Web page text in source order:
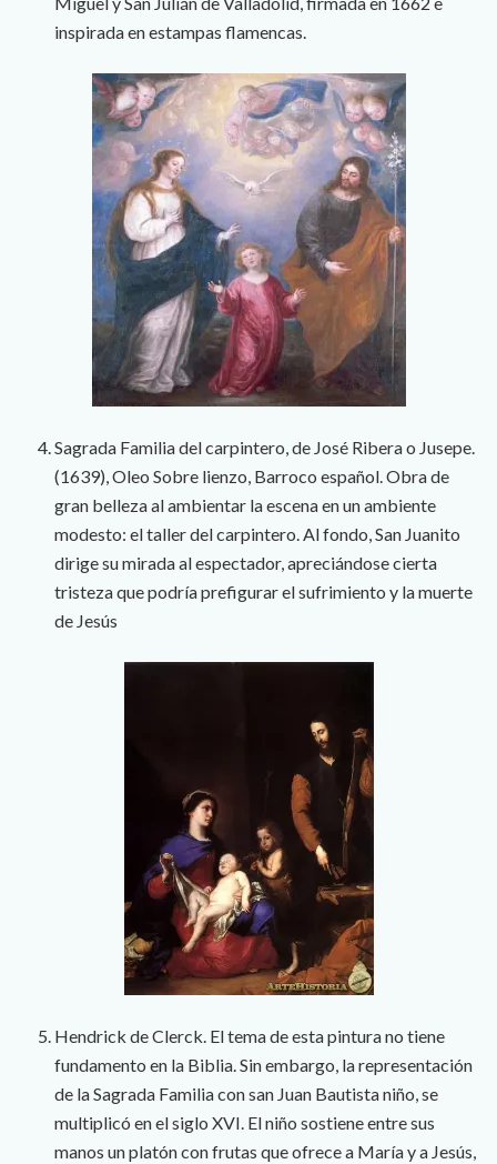
inspirada en estampas flamencas.
Sagrada Familia del carpintero, de José Ribera o Jusepe.
(1639), Oleo Sobre lienzo, Barroco español. Obra de
gran belleza al ambientar la escena en un ambiente
modesto: el taller del carpintero. Al fondo, San Juanito
dirige su mirada al espectador, apreciándose cierta
tristeza que podría prefigurar el sufrimiento y la muerte
de Jesús
Hendrick de Clerck. El tema de esta pintura no tiene
fundamento en la Biblia. Sin embargo, la representación
de la Sagrada Familia con san Juan Bautista niño, se
multiplicó en el siglo XVI. El niño sostiene entre sus
manos un platón con frutas que ofrece a María y a Jesús,